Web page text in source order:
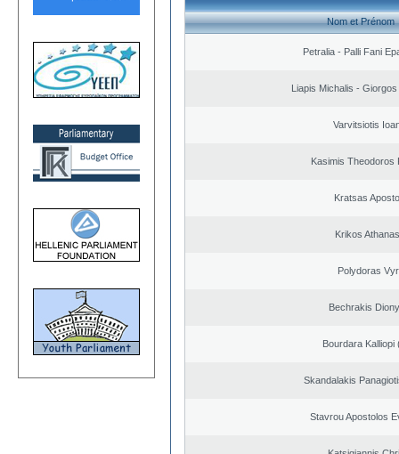
Nom et Prénom
Petralia - Palli Fani
Liapis Michalis -
Varvitsiotis
Kasimis Theodoros
Kratsas
Krikos
Polydoras
Bechrakis
Bourdara Kalliopi
Skandalakis
Stavrou Apostolos